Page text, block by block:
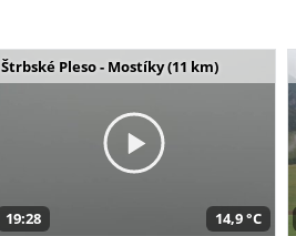
Štrbské Pleso - Mostíky (11 km)
19:28 14,9 °C